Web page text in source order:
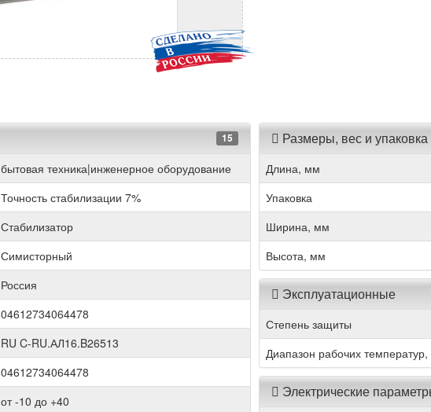
15
бытовая техника|инженерное оборудование
Точность стабилизации 7%
Стабилизатор
Симисторный
Россия
04612734064478
RU C-RU.АЛ16.B26513
04612734064478
от -10 до +40
Размеры, вес и упаковка
Длина, мм
Упаковка
Ширина, мм
Высота, мм
Эксплуатационные
Степень защиты
Диапазон рабочих
Электрические